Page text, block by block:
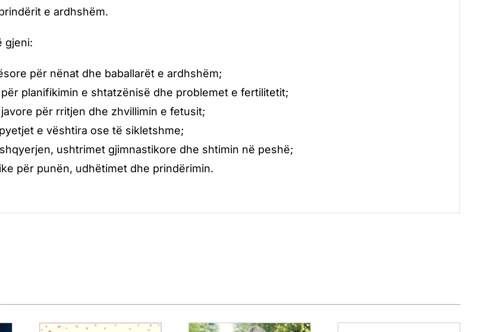
e ardhshëm.
gjeni:
për nënat dhe baballarët e ardhshëm;
planifikimin e shtatzënisë dhe problemet e fertilitetit;
për rritjen dhe zhvillimin e fetusit;
e vështira ose të sikletshme;
ushtrimet gjimnastikore dhe shtimin në peshë;
për punën, udhëtimet dhe prindërimin.